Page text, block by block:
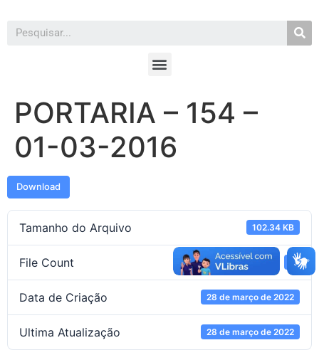
PORTARIA – 154 –
01-03-2016
Download
Tamanho do Arquivo 102.34 KB
File Count 1
Data de Criação 28 de março de 2022
Ultima Atualização 28 de março de 2022